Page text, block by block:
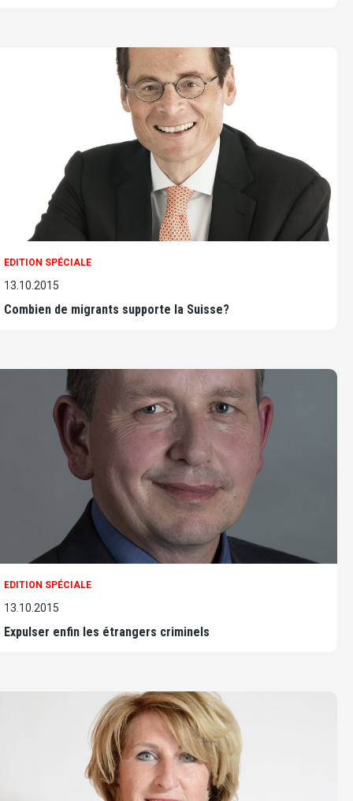
EDITION SPÉCIALE
13.10.2015
Combien de migrants supporte la Suisse?
EDITION SPÉCIALE
13.10.2015
Expulser enfin les étrangers criminels